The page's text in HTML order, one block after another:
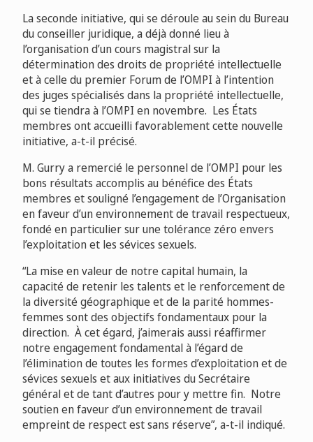
La seconde initiative, qui se déroule au sein du Bureau
du conseiller juridique, a déjà donné lieu à
l’organisation d’un cours magistral sur la
détermination des droits de propriété intellectuelle
et à celle du premier Forum de l’OMPI à l’intention
des juges spécialisés dans la propriété intellectuelle,
qui se tiendra à l’OMPI en novembre. Les États
membres ont accueilli favorablement cette nouvelle
initiative, a-t-il précisé.
M. Gurry a remercié le personnel de l’OMPI pour les
bons résultats accomplis au bénéfice des États
membres et souligné l’engagement de l’Organisation
en faveur d’un environnement de travail respectueux,
fondé en particulier sur une tolérance zéro envers
l’exploitation et les sévices sexuels.
“La mise en valeur de notre capital humain, la
capacité de retenir les talents et le renforcement de
la diversité géographique et de la parité hommes-
femmes sont des objectifs fondamentaux pour la
direction. À cet égard, j’aimerais aussi réaffirmer
notre engagement fondamental à l’égard de
l’élimination de toutes les formes d’exploitation et de
sévices sexuels et aux initiatives du Secrétaire
général et de tant d’autres pour y mettre fin. Notre
soutien en faveur d’un environnement de travail
empreint de respect est sans réserve”, a-t-il indiqué.